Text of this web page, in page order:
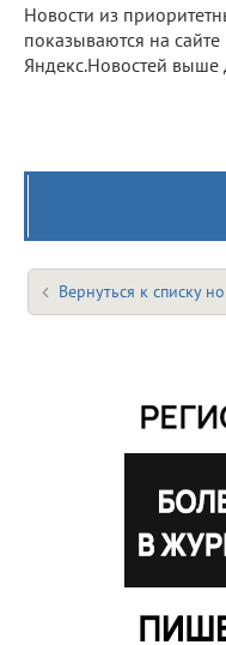
Новости из
показываются на сайте
Яндекс.Новостей выше
Вернуться к списку